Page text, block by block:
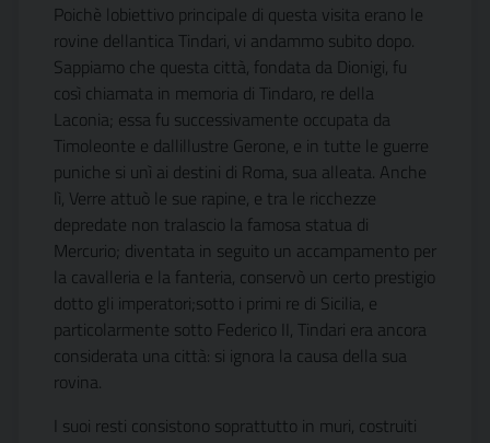
Poichè lobiettivo principale di questa visita erano le
rovine dellantica Tindari, vi andammo subito dopo.
Sappiamo che questa città, fondata da Dionigi, fu
così chiamata in memoria di Tindaro, re della
Laconia; essa fu successivamente occupata da
Timoleonte e dallillustre Gerone, e in tutte le guerre
puniche si unì ai destini di Roma, sua alleata. Anche
lì, Verre attuò le sue rapine, e tra le ricchezze
depredate non tralascio la famosa statua di
Mercurio; diventata in seguito un accampamento per
la cavalleria e la fanteria, conservò un certo prestigio
dotto gli imperatori;sotto i primi re di Sicilia, e
particolarmente sotto Federico II, Tindari era ancora
considerata una città: si ignora la causa della sua
rovina.
I suoi resti consistono soprattutto in muri, costruiti